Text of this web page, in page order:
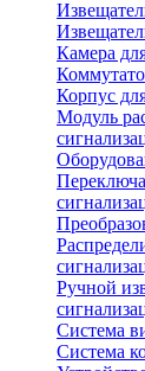
Камера
Корпус
Модуль
Ручной
Система
Система